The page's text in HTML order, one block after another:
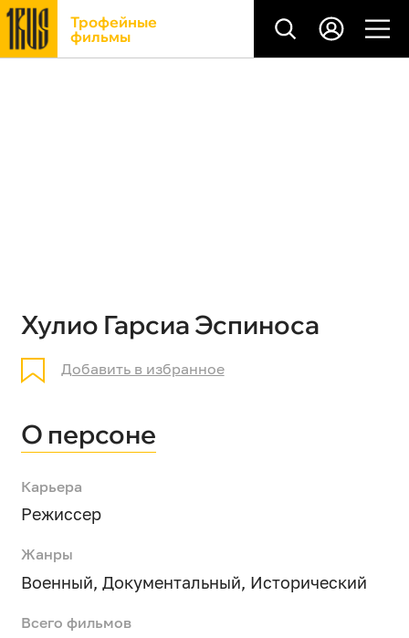
Трофейные
фильмы
Хулио Гарсиа Эспиноса
Добавить в избранное
О персоне
Карьера
Режиссер
Жанры
Военный, Документальный, Исторический
Всего фильмов